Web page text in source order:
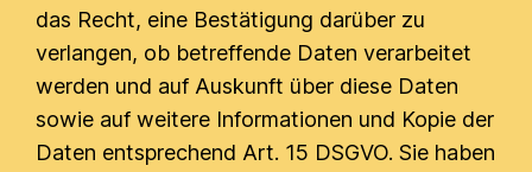
das Recht, eine Bestätigung darüber zu
verlangen, ob betreffende Daten verarbeitet
werden und auf Auskunft über diese Daten
sowie auf weitere Informationen und Kopie der
Daten entsprechend Art. 15 DSGVO. Sie haben